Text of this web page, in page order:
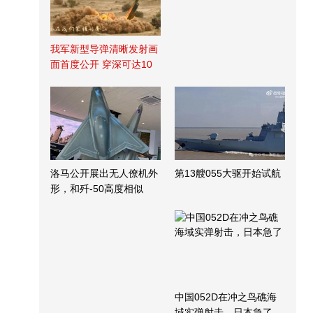
我军新型导弹清晰发射画
面首度公开 穿深可达10
洛马公开展出无人僚机外
形，和歼-50高度相似
第13艘055大驱开始试航
中国052D在冲之鸟礁海